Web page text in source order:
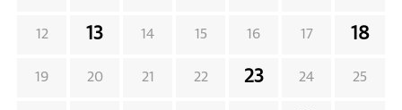
12 13 14 15 16 17 18
19 20 21 22 23 24 25